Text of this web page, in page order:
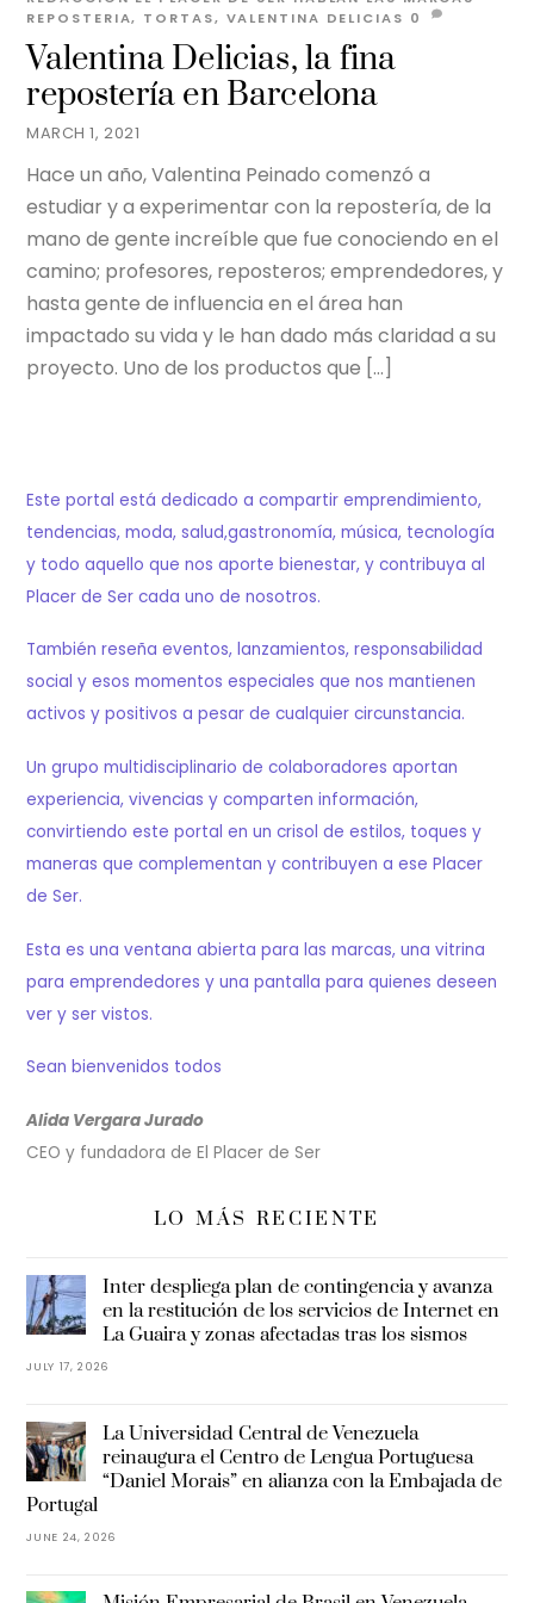
MARCH 1, 2021
Valentina Delicias, la fina
repostería en Barcelona
REPOSTERIA, TORTAS, VALENTINA DELICIAS 0
Hace un año, Valentina Peinado comenzó a
estudiar y a experimentar con la repostería, de la
mano de gente increíble que fue conociendo en el
camino; profesores, reposteros; emprendedores, y
hasta gente de influencia en el área han
impactado su vida y le han dado más claridad a su
proyecto. Uno de los productos que […]
Este portal está dedicado a compartir emprendimiento,
tendencias, moda, salud,gastronomía, música, tecnología
y todo aquello que nos aporte bienestar, y contribuya al
Placer de Ser cada uno de nosotros.
También reseña eventos, lanzamientos, responsabilidad
social y esos momentos especiales que nos mantienen
activos y positivos a pesar de cualquier circunstancia.
Un grupo multidisciplinario de colaboradores aportan
experiencia, vivencias y comparten información,
convirtiendo este portal en un crisol de estilos, toques y
maneras que complementan y contribuyen a ese Placer
de Ser.
Esta es una ventana abierta para las marcas, una vitrina
para emprendedores y una pantalla para quienes deseen
ver y ser vistos.
Sean bienvenidos todos
Alida Vergara Jurado
CEO y fundadora de El Placer de Ser
LO MÁS RECIENTE
Inter despliega plan de contingencia y avanza
en la restitución de los servicios de Internet en
La Guaira y zonas afectadas tras los sismos
JULY 17, 2026
La Universidad Central de Venezuela
reinaugura el Centro de Lengua Portuguesa
“Daniel Morais” en alianza con la Embajada de
Portugal
JUNE 24, 2026